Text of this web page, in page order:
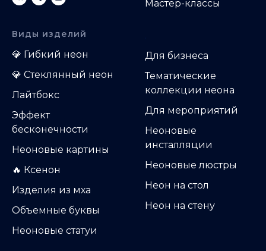
Мастер-классы
Виды изделий
💎 Гибкий неон
💎 Стеклянный неон
Лайтбокс
Эффект
бесконечности
Неоновые картины
🔥 Ксенон
Изделия из мха
Объемные буквы
Неоновые статуи
Для бизнеса
Тематические
коллекции неона
Для мероприятий
Неоновые
инсталляции
Неоновые люстры
Неон на стол
Неон на стену